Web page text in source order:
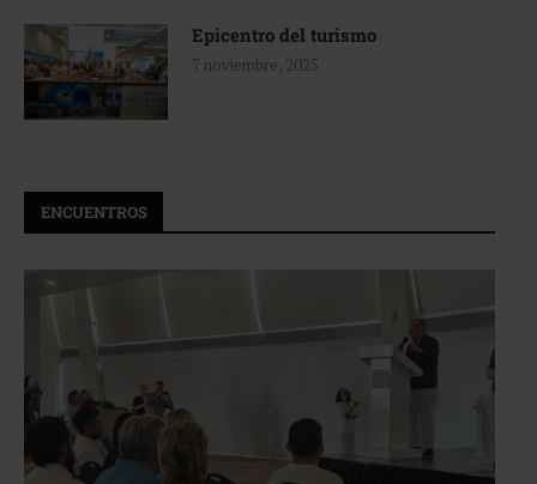
Epicentro del turismo
7 noviembre, 2025
ENCUENTROS